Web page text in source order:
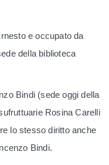
e occupato da
della biblioteca
Bindi (sede oggi della
Rosina Carelli
lo stesso diritto anche
Bindi.